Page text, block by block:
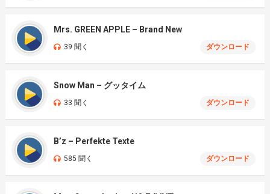
Mrs. GREEN APPLE – Brand New
39 聞く ダウンロード
Snow Man – グッタイム
33 聞く ダウンロード
B’z – Perfekte Texte
585 聞く ダウンロード